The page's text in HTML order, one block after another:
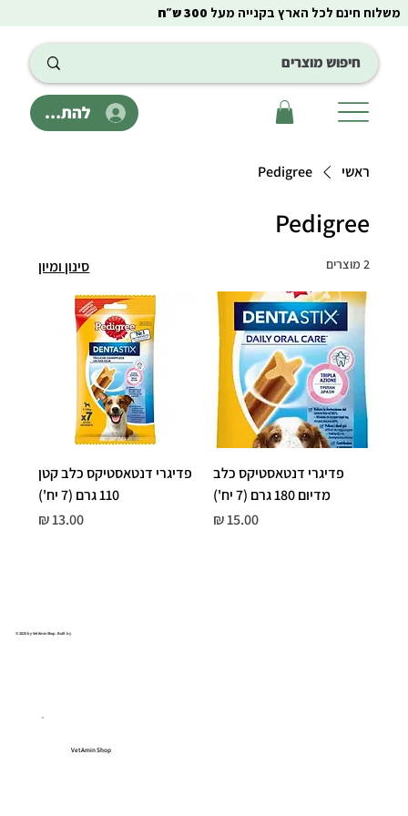
להתחבר
משלוח חינם לכל הארץ בקנייה מעל 300 ש״ח
ראשי Pedigree
Pedigree
2 מוצרים סינון ומיון
פדיגרי דנטאסטיקס כלב
מדיום 180 גרם (7 יח')
מחיר
פדיגרי דנטאסטיקס כלב קטן
110 גרם (7 יח')
מחיר
VetAmin Shop
© 2025 by VetAmin Shop. Built by